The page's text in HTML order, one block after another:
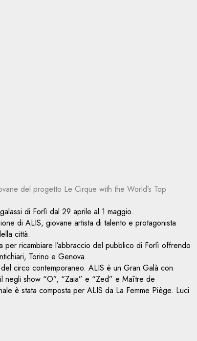
del progetto Le Cirque with the World’s Top
di Forlì dal 29 aprile al 1 maggio.
di ALIS, giovane artista di talento e protagonista
città.
ricambiare l’abbraccio del pubblico di Forlì offrendo
Torino e Genova.
circo contemporaneo. ALIS è un Gran Galà con
negli show “O”, “Zaia” e “Zed” e Maître de
è stata composta per ALIS da La Femme Piège. Luci